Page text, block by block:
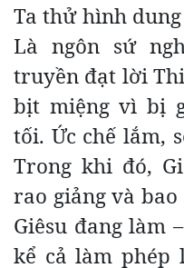
Ta thử hình
Là ngôn sứ
truyền đạt lời
bịt miệng vì bị
tối. Ức chế lắm,
Trong khi đó,
rao giảng và
Giêsu đang làm
kể cả làm phép